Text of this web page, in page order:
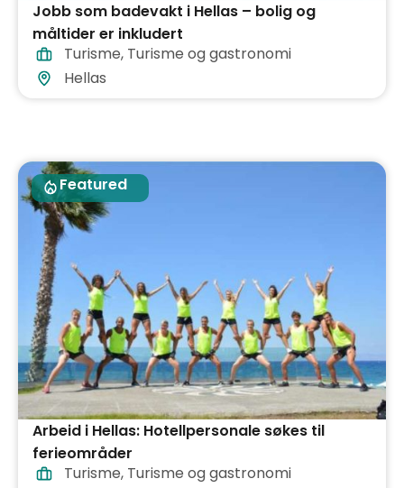
Jobb som badevakt i Hellas – bolig og
måltider er inkludert
Turisme, Turisme og gastronomi
Hellas
Featured
Arbeid i Hellas: Hotellpersonale søkes til
ferieområder
Turisme, Turisme og gastronomi